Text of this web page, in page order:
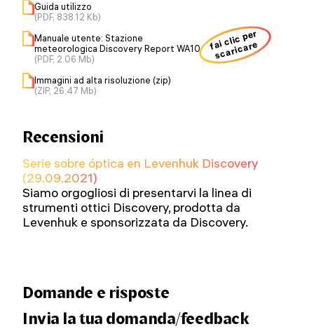
Guida utilizzo
(PDF, 838.12 Kb)
Manuale utente: Stazione
meteorologica Discovery Report WA10
(PDF, 2.06 Mb)
Immagini ad alta risoluzione (zip)
(ZIP, 26.47 Mb)
fai clic per
scaricare
Recensioni
Serie sobre óptica en Levenhuk Discovery
(29.09.2021)
Siamo orgogliosi di presentarvi la linea di
strumenti ottici Discovery, prodotta da
Levenhuk e sponsorizzata da Discovery.
Domande e risposte
Invia la tua domanda/feedback